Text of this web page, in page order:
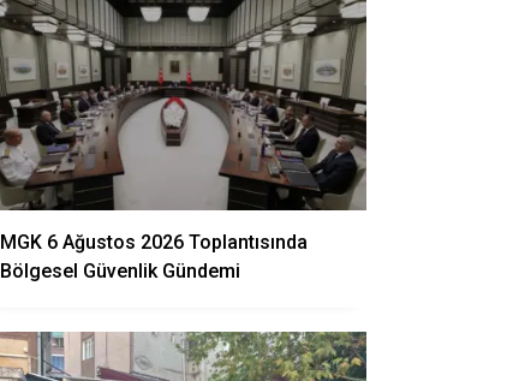
MGK 6 Ağustos 2026 Toplantısında
Bölgesel Güvenlik Gündemi